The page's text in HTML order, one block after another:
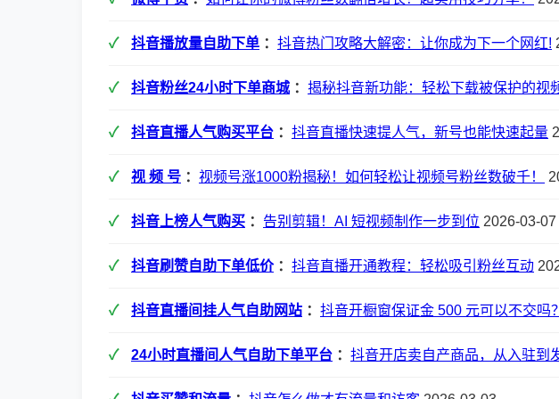
抖音播放量自助下单 ： 抖音热门攻略大解密：让你成为下一个网红!
抖音粉丝24小时下单商城： 揭秘抖音新功能：轻松下载被保护的视
抖音直播人气购买平台 ： 抖音直播快速提人气，新号也能快速起量
视 频 号 ： 视频号涨1000粉揭秘！如何轻松让视频号粉丝数破千！
抖音上榜人气购买 ： 告别剪辑！AI 短视频制作一步到位 2026-03-07
抖音刷赞自助下单低价： 抖音直播开通教程：轻松吸引粉丝互动
抖音直播间挂人气自助网站 ： 抖音开橱窗保证金 500 元可以不交吗？
24小时直播间人气自助下单平台 ： 抖音开店卖自产商品，从入驻到